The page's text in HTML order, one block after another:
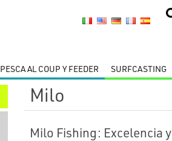
PESCA AL COUP Y FEEDER SURFCASTING
Milo
Milo Fishing: Excelencia